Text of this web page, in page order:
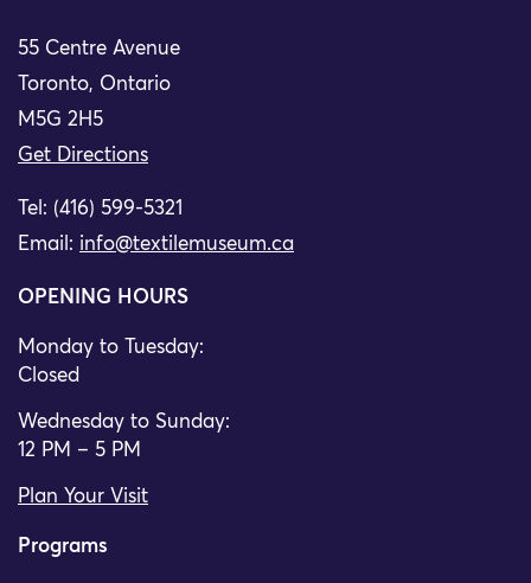
55 Centre Avenue
Toronto, Ontario
M5G 2H5
Get Directions
Tel: (416) 599-5321
Email: info@textilemuseum.ca
OPENING HOURS
Monday to Tuesday:
Closed
Wednesday to Sunday:
12 PM – 5 PM
Plan Your Visit
Programs